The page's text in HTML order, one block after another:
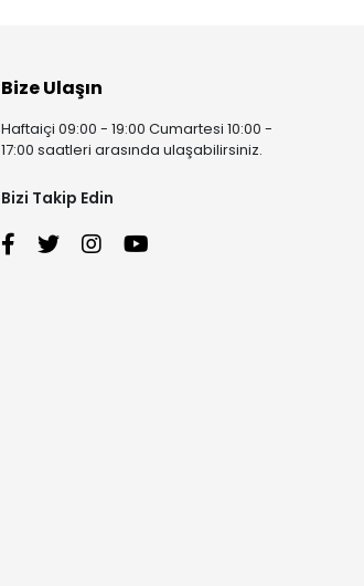
Bize Ulaşın
Haftaiçi 09:00 - 19:00 Cumartesi 10:00 -
17:00 saatleri arasında ulaşabilirsiniz.
Bizi Takip Edin